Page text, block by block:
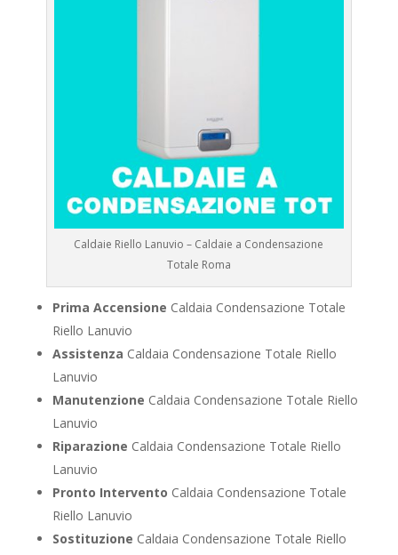
Caldaie Riello Lanuvio – Caldaie a Condensazione
Totale Roma
Prima Accensione Caldaia Condensazione Totale
Riello Lanuvio
Assistenza Caldaia Condensazione Totale Riello
Lanuvio
Manutenzione Caldaia Condensazione Totale Riello
Lanuvio
Riparazione Caldaia Condensazione Totale Riello
Lanuvio
Pronto Intervento Caldaia Condensazione Totale
Riello Lanuvio
Sostituzione Caldaia Condensazione Totale Riello